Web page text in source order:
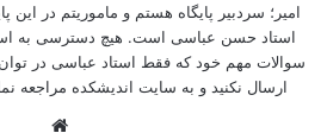
امیر؛ سردبیر پایگاه هستم و ماموریتم در این
استاد حسن عباسی است. هیچ دسترسی به
سوالات مهم خود که فقط استاد عباسی در
ارسال نکنید و به سایت اندیشکده مراجعه